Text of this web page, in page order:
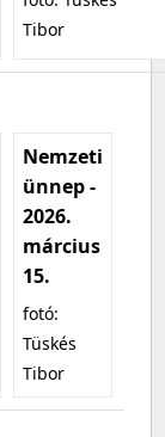
Tibor
Nemzeti
ünnep -
2026.
március
15.
fotó:
Tüskés
Tibor